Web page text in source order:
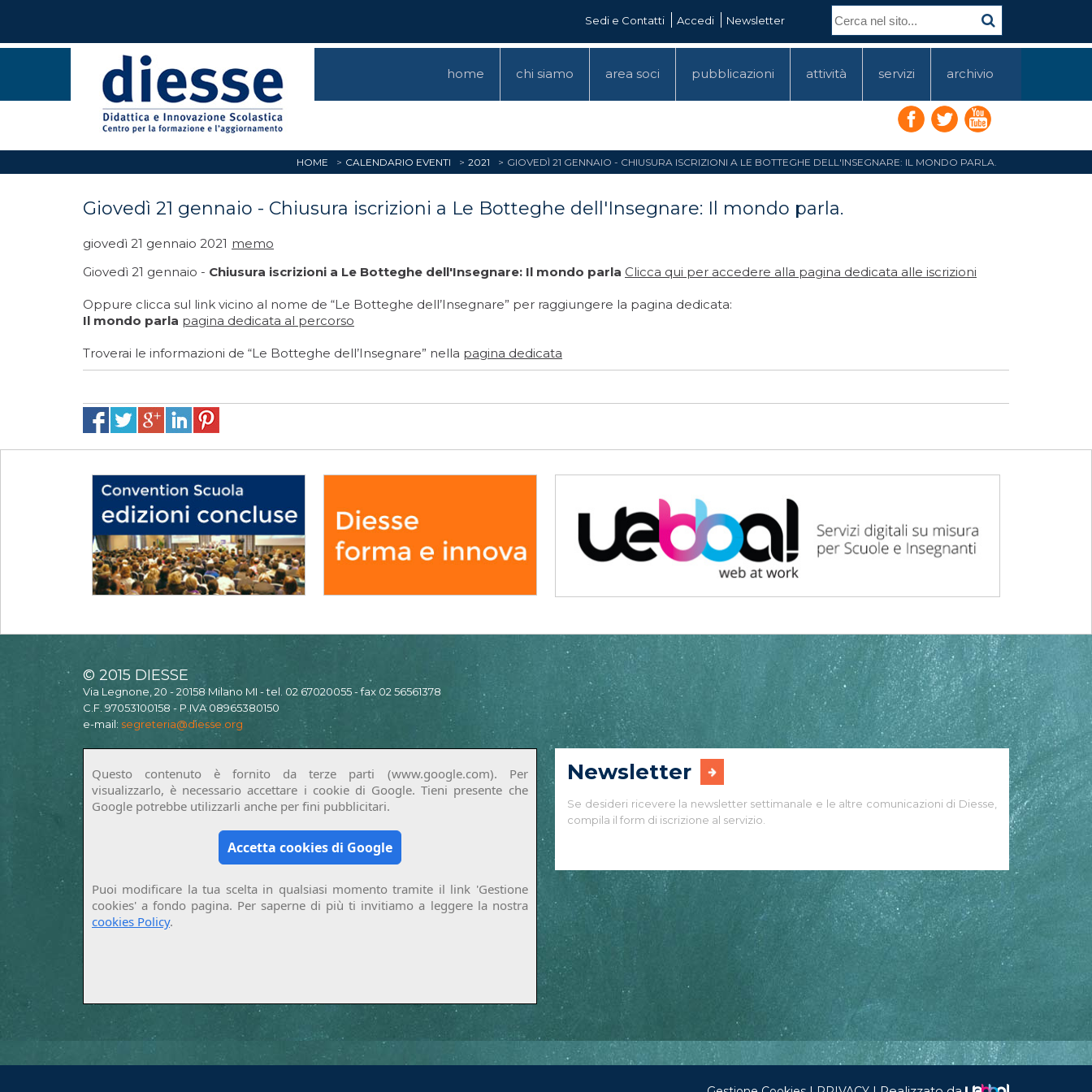
Sedi e Contatti Accedi Newsletter
home chi siamo area soci pubblicazioni attività servizi archivio
HOME CALENDARIO EVENTI 2021 GIOVEDÌ 21 GENNAIO - CHIUSURA ISCRIZIONI A LE BOTTEGHE DELL'INSEGNARE: IL MONDO PARLA.
Giovedì 21 gennaio - Chiusura iscrizioni a Le Botteghe dell'Insegnare: Il mondo parla.
giovedì 21 gennaio 2021 memo
Giovedì 21 gennaio - Chiusura iscrizioni a Le Botteghe dell'Insegnare: Il mondo parla Clicca qui per accedere alla pagina dedicata alle iscrizioni
Oppure clicca sul link vicino al nome de “Le Botteghe dell’Insegnare” per raggiungere la pagina dedicata:
Il mondo parla pagina dedicata al percorso
Troverai le informazioni de “Le Botteghe dell’Insegnare” nella pagina dedicata
© 2015 DIESSE
Via Legnone, 20 - 20158 Milano MI - tel. 02 67020055 - fax 02 56561378
C.F. 97053100158 - P.IVA 08965380150
e-mail: segreteria@diesse.org
Questo contenuto è fornito da terze parti (www.google.com). Per
visualizzarlo, è necessario accettare i cookie di Google. Tieni presente che
Google potrebbe utilizzarli anche per fini pubblicitari.
Accetta cookies di Google
Puoi modificare la tua scelta in qualsiasi momento tramite il link 'Gestione
cookies' a fondo pagina. Per saperne di più ti invitiamo a leggere la nostra
cookies Policy.
Newsletter
Se desideri ricevere la newsletter settimanale e le altre comunicazioni di Diesse,
compila il form di iscrizione al servizio.